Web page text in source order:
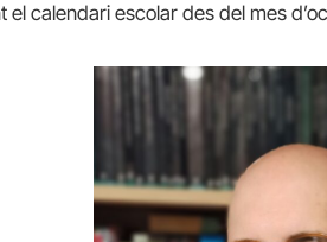
el calendari escolar des del mes